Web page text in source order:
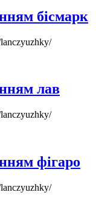
бісмарк
лав
фігаро